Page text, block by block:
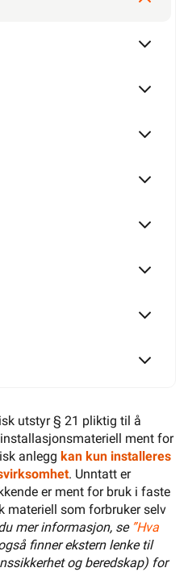
utstyr § 21 pliktig til å
ment for
anlegg kan kun installeres
. Unntatt er
er ment for bruk i faste
materiell som forbruker selv
mer informasjon, se ”Hva
finner ekstern lenke til
og beredskap) for